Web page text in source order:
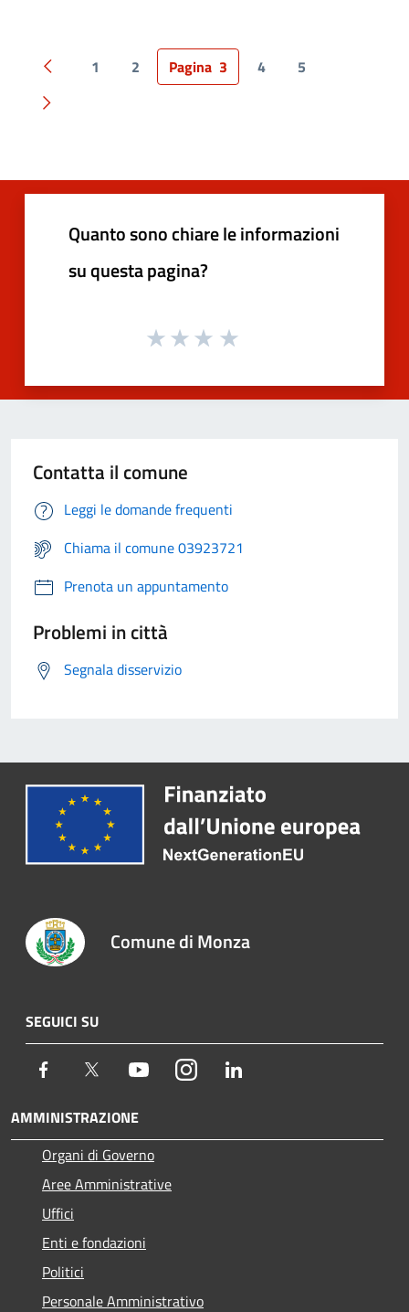
Pagina precedente
1 2 Pagina 3 4 5
Pagina successiva
Quanto sono chiare le informazioni
su questa pagina?
Contatta il comune
Leggi le domande frequenti
Chiama il comune 03923721
Prenota un appuntamento
Problemi in città
Segnala disservizio
Comune di Monza
SEGUICI SU
Facebook Twitter YoutubeInstagram
AMMINISTRAZIONE
Organi di Governo
Aree Amministrative
Uffici
Enti e fondazioni
Politici
Personale Amministrativo